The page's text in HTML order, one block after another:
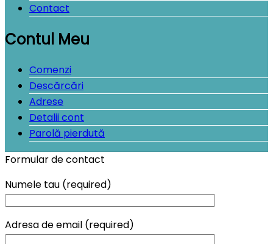
Contact
Contul Meu
Comenzi
Descărcări
Adrese
Detalii cont
Parolă pierdută
Formular de contact
Numele tau (required)
Adresa de email (required)